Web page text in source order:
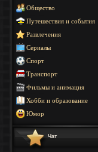
Общество
Путешествия и события
Развлечения
Сериалы
Спорт
Транспорт
Фильмы и анимация
Хобби и образование
Юмор
Чат